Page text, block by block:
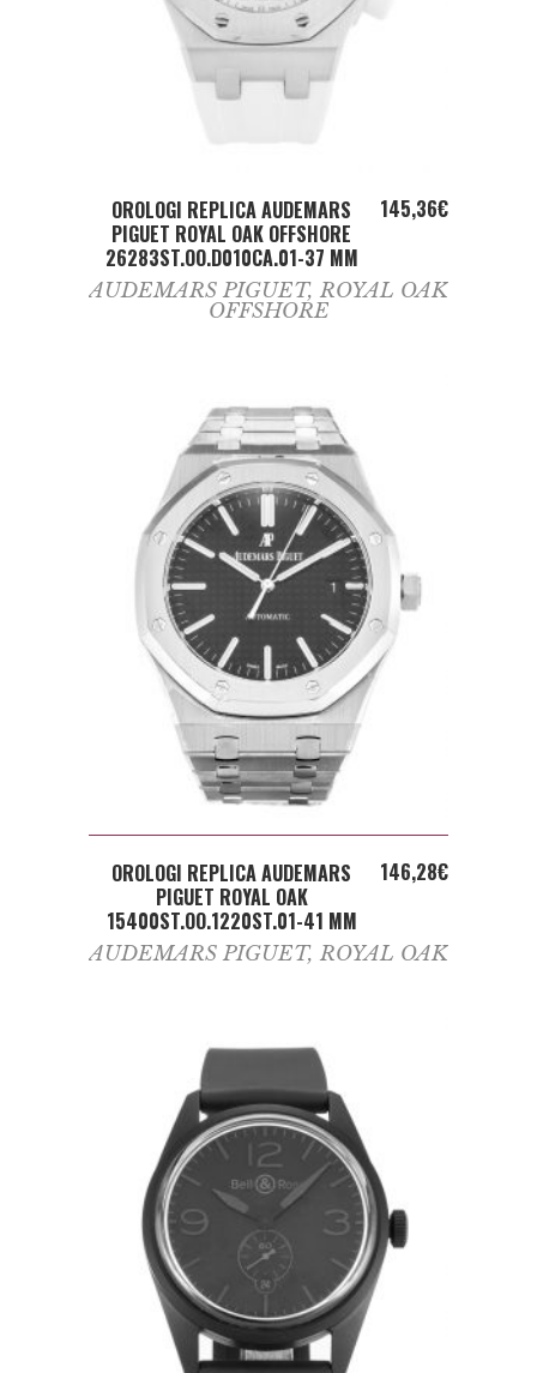
ADD TO CART
OROLOGI REPLICA AUDEMARS
PIGUET ROYAL OAK OFFSHORE
26283ST.OO.D010CA.01-37 MM
145,36€
AUDEMARS PIGUET, ROYAL OAK
OFFSHORE
ADD TO CART
OROLOGI REPLICA AUDEMARS
PIGUET ROYAL OAK
15400ST.OO.1220ST.01-41 MM
146,28€
AUDEMARS PIGUET, ROYAL OAK